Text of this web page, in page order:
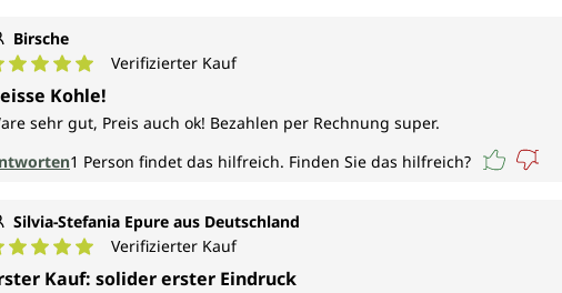
Birsche
Bewertung von 5 von 5 Sternen
Verifizierter Kauf
Kohle!
sehr gut, Preis auch ok! Bezahlen per Rechnung super.
1 Person findet das hilfreich. Finden Sie das hilfreich?
Silvia-Stefania Epure aus Deutschland
Bewertung von 5 von 5 Sternen
Verifizierter Kauf
Kauf: solider erster Eindruck